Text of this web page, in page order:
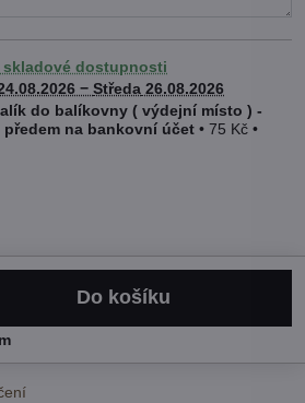
dostupnosti
− Středa 26.08.2026
do balíkovny ( výdejní místo ) -
předem na bankovní účet • 75 Kč •
Do košíku